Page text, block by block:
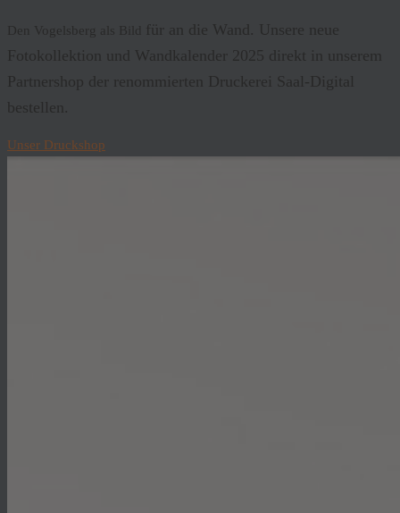
Den Vogelsberg als Bild
für an die Wand. Unsere neue
Fotokollektion und Wandkalender 2025 direkt in unserem
Partnershop der renommierten Druckerei Saal-Digital
bestellen.
Unser Druckshop